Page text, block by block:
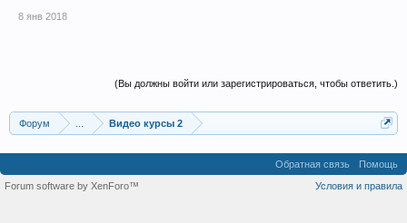
8 янв 2018
(Вы должны войти или зарегистрироваться, чтобы ответить.)
Форум Видео курсы 2
Обратная связь
Помощь
Условия и правила
Forum software by XenForo™